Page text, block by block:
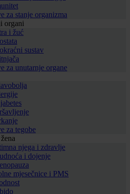
za stanje organizma
organi
i žuć
sustav
za unutarnje organe
za tegobe
njega i zdravlje
i dojenje
mjesečnice i PMS